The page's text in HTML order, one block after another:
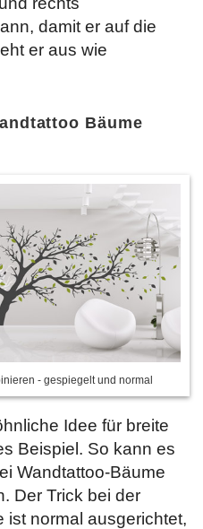
damit er auf die
er aus wie
Bäume
- gespiegelt und normal
Idee für breite
Beispiel. So kann es
Wandtattoo-Bäume
Der Trick bei der
ist normal ausgerichtet,